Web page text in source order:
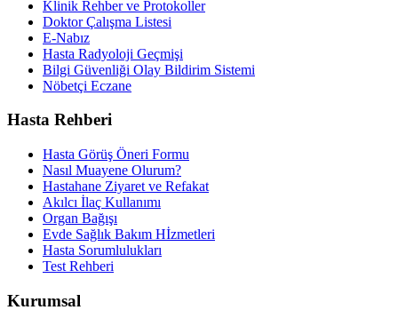
Klinik Rehber ve Protokoller
Doktor Çalışma Listesi
E-Nabız
Hasta Radyoloji Geçmişi
Bilgi Güvenliği Olay Bildirim Sistemi
Nöbetçi Eczane
Hasta Rehberi
Hasta Görüş Öneri Formu
Nasıl Muayene Olurum?
Hastahane Ziyaret ve Refakat
Akılcı İlaç Kullanımı
Organ Bağışı
Evde Sağlık Bakım Hİzmetleri
Hasta Sorumlulukları
Test Rehberi
Kurumsal